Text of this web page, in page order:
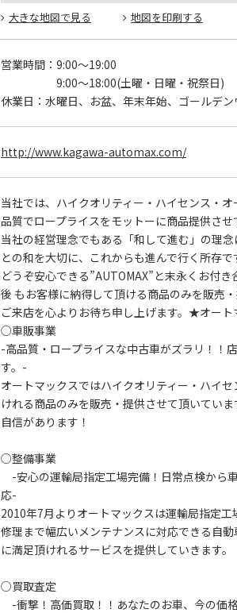
大きな地図で見る 地図を印刷する
営業時間： 9:00～19:00
9:00～18:00(土曜・日曜・祝祭日)
休業日： 水曜日、お盆、年末年始、ゴールデン
http://www.kagawa-automax.com/
当社では、ハイクオリティー・ハイセンス・
品質でロープライスをモットーに商品提供させ
当社の経営理念でもある「和して進む」の理
との和を大切に、これからも進んで行く所存で
どうぞ安心できる”AUTOMAX”と末永くお付
後 もお客様に納得して頂ける商品のみを販売・
ご来店を心よりお待ち申し上げます。★オー
○車販事業
-高品質・ロープライスな中古車がズラリ！！
す。-
オートマックスではハイクオリティー・ハイ
けれる商品のみを販売・提供させて頂いてい
自信があります！
○整備事業
-安心の運輸局指定工場完備！日常点検から
応-
2010年7月よりオートマックスは運輸局指定
修理まで幅広いメンテナンスに対応できる自
に満足頂けれるサービスを提供していきます。
○買取査定
-衝撃！高価買取！！あなたのお車、今の価